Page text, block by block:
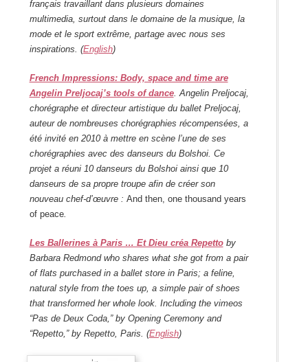
français travaillant dans plusieurs domaines
multimedia, surtout dans le domaine de la musique, la
mode et le sport extrême, partage avec nous ses
inspirations. (English)
French Impressions: Body, space and time are
Angelin Preljocaj’s tools of dance. Angelin Preljocaj,
chorégraphe et directeur artistique du ballet Preljocaj,
auteur de nombreuses chorégraphies récompensées, a
été invité en 2010 à mettre en scène l’une de ses
chorégraphies avec des danseurs du Bolshoi. Ce
projet a réuni 10 danseurs du Bolshoi ainsi que 10
danseurs de sa propre troupe afin de créer son
nouveau chef-d’œuvre : And then, one thousand years
of peace.
Les Ballerines à Paris … Et Dieu créa Repetto by
Barbara Redmond who shares what she got from a pair
of flats purchased in a ballet store in Paris; a feline,
natural style from the toes up, a simple pair of shoes
that transformed her whole look. Including the vimeos
“Pas de Deux Coda,” by Opening Ceremony and
“Repetto,” by Repetto, Paris. (English)